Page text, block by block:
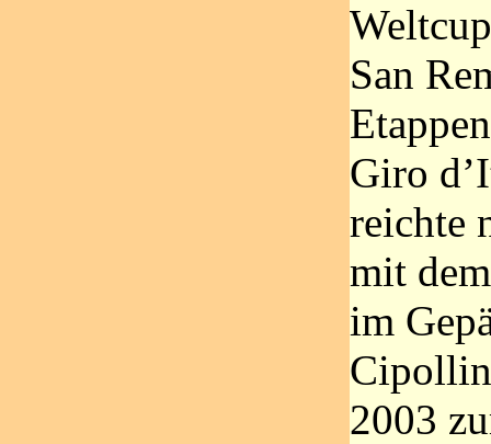
San
Giro
reichte
mit
im
2003